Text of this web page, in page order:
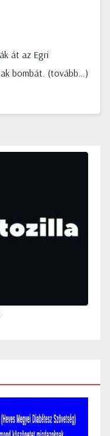
át az Egri
bombát. (tovább…)